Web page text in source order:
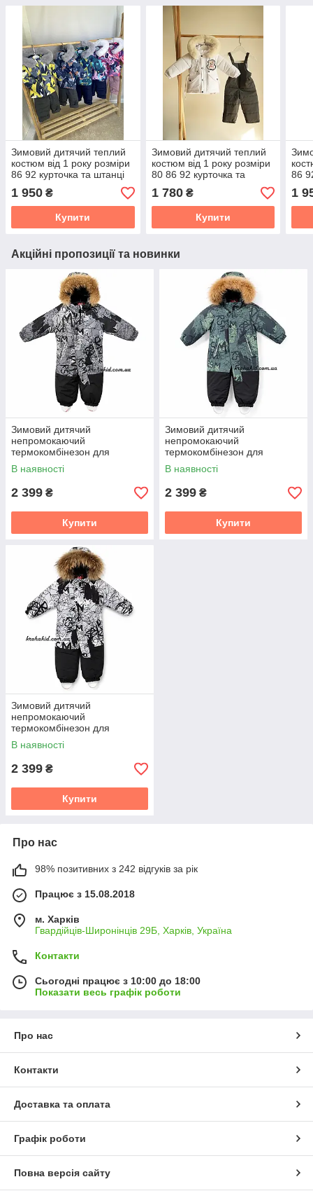
Зимовий дитячий теплий
костюм від 1 року розміри
86 92 курточка та штанці
1 950 ₴
Купити
Зимовий дитячий теплий
костюм від 1 року розміри
80 86 92 курточка та
1 780₴
Купити
86
1
Акційні пропозиції та новинки
Зимовий дитячий
непромокаючий
термокомбінезон для
хлопчика Risingsunsoar з
хутром єнота розмір 80 86 92
В наявності
2 399 ₴
Купити
Зимовий дитячий
непромокаючий
термокомбінезон для
хлопчика Risingsunsoar з
хутром єнота розмір 80 86 92
В наявності
2 399 ₴
Купити
Зимовий дитячий
непромокаючий
термокомбінезон для
хлопчика Risingsunsoar з
хутром єнота розмір 80 86 92
В наявності
2 399 ₴
Купити
Про нас
98% позитивних з 242 відгуків за рік
Працює з 15.08.2018
м. Харків
Гвардійців-Широнінців 29Б, Харків, Україна
Контакти
Сьогодні працює з 10:00 до 18:00
Показати весь графік роботи
Про нас
Контакти
Доставка та оплата
Графік роботи
Повна версія сайту